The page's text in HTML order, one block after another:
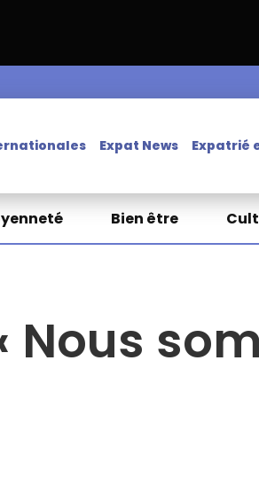
La
Expat News Expatrié
Bien être
Nous